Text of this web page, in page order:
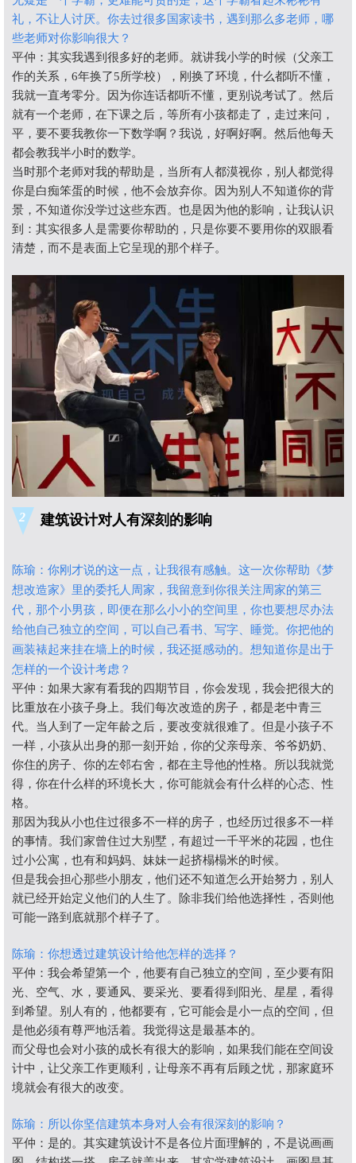
礼，不让人讨厌。你去过很多国家读书，遇到那么多老师，哪
些老师对你影响很大？
平仲：其实我遇到很多好的老师。就讲我小学的时候（父亲工
作的关系，6年换了5所学校），刚换了环境，什么都听不懂，
我就一直考零分。因为你连话都听不懂，更别说考试了。然后
就有一个老师，在下课之后，等所有小孩都走了，走过来问，
平，要不要我教你一下数学啊？我说，好啊好啊。然后他每天
都会教我半小时的数学。
当时那个老师对我的帮助是，当所有人都漠视你，别人都觉得
你是白痴笨蛋的时候，他不会放弃你。因为别人不知道你的背
景，不知道你没学过这些东西。也是因为他的影响，让我认识
到：其实很多人是需要你帮助的，只是你要不要用你的双眼看
清楚，而不是表面上它呈现的那个样子。
2 建筑设计对人有深刻的影响
陈瑜： 你刚才说的这一点，让我很有感触。这一次你帮助《梦
想改造家》里的委托人周家，我留意到你很关注周家的第三
代，那个小男孩，即便在那么小小的空间里，你也要想尽办法
给他自己独立的空间，可以自己看书、写字、睡觉。你把他的
画装裱起来挂在墙上的时候，我还挺感动的。想知道你是出于
怎样的一个设计考虑？
平仲：如果大家有看我的四期节目，你会发现，我会把很大的
比重放在小孩子身上。我们每次改造的房子，都是老中青三
代。当人到了一定年龄之后，要改变就很难了。但是小孩子不
一样，小孩从出身的那一刻开始，你的父亲母亲、爷爷奶奶、
你住的房子、你的左邻右舍，都在主导他的性格。所以我就觉
得，你在什么样的环境长大，你可能就会有什么样的心态、性
格。
那因为我从小也住过很多不一样的房子，也经历过很多不一样
的事情。我们家曾住过大别墅，有超过一千平米的花园，也住
过小公寓，也有和妈妈、妹妹一起挤榻榻米的时候。
但是我会担心那些小朋友，他们还不知道怎么开始努力，别人
就已经开始定义他们的人生了。除非我们给他选择性，否则他
可能一路到底就那个样子了。
陈瑜：你想透过建筑设计给他怎样的选择？
平仲：我会希望第一个，他要有自己独立的空间，至少要有阳
光、空气、水，要通风、要采光、要看得到阳光、星星，看得
到希望。别人有的，他都要有，它可能会是小一点的空间，但
是他必须有尊严地活着。我觉得这是最基本的。
而父母也会对小孩的成长有很大的影响，如果我们能在空间设
计中，让父亲工作更顺利，让母亲不再有后顾之忧，那家庭环
境就会有很大的改变。
陈瑜：所以你坚信建筑本身对人会有很深刻的影响？
平仲：是的。其实建筑设计不是各位片面理解的，不是说画画